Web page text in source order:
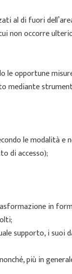
al di fuori
non occorre
opportune
le
di accesso);
in
supporto, i
più in